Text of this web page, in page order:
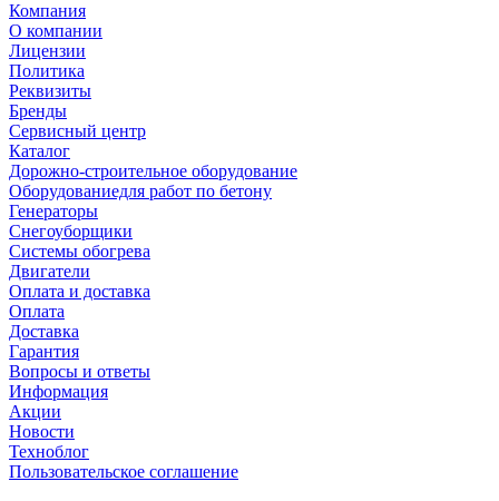
Компания
О компании
Лицензии
Политика
Реквизиты
Бренды
Сервисный центр
Каталог
Дорожно-строительное оборудование
Оборудованиедля работ по бетону
Генераторы
Снегоуборщики
Системы обогрева
Двигатели
Оплата и доставка
Оплата
Доставка
Гарантия
Вопросы и ответы
Информация
Акции
Новости
Техноблог
Пользовательское соглашение